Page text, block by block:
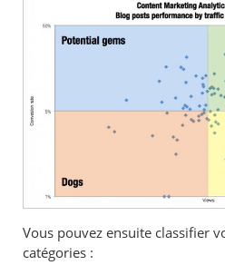
Vous pouvez ensuite classifier
catégories :